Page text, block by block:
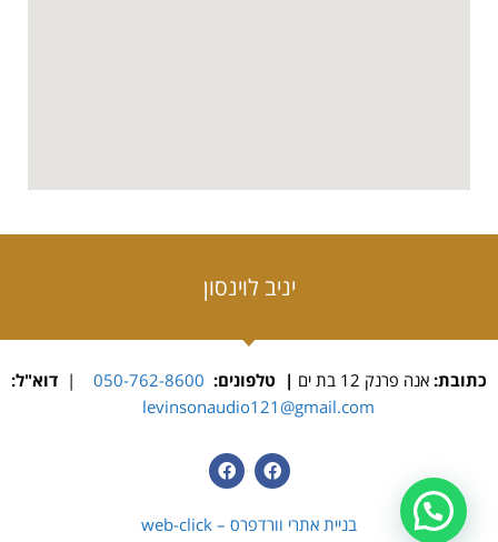
יניב לוינסון
כתובת: אנה פרנק 12 בת ים | טלפונים: 050-762-8600
| דוא"ל:
levinsonaudio121@gmail.com
בניית אתרי וורדפרס – web-click